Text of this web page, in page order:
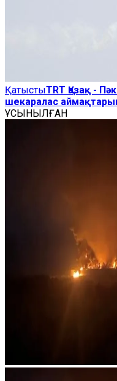
ҚатыстыTRT Қазақ -
шекаралас
ҰСЫНЫЛҒАН